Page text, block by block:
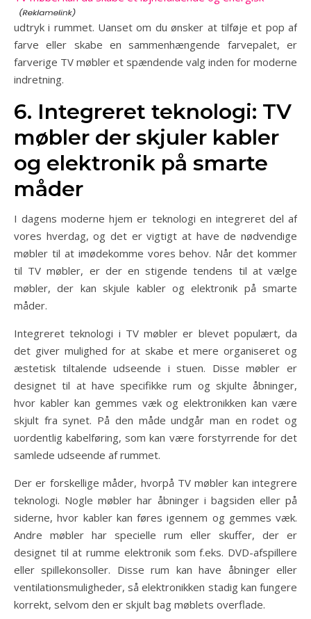
udtryk i rummet. Uanset om du ønsker at tilføje et pop af
farve eller skabe en sammenhængende farvepalet, er
farverige TV møbler et spændende valg inden for moderne
indretning.
6. Integreret teknologi: TV
møbler der skjuler kabler
og elektronik på smarte
måder
I dagens moderne hjem er teknologi en integreret del af
vores hverdag, og det er vigtigt at have de nødvendige
møbler til at imødekomme vores behov. Når det kommer
til TV møbler, er der en stigende tendens til at vælge
møbler, der kan skjule kabler og elektronik på smarte
måder.
Integreret teknologi i TV møbler er blevet populært, da
det giver mulighed for at skabe et mere organiseret og
æstetisk tiltalende udseende i stuen. Disse møbler er
designet til at have specifikke rum og skjulte åbninger,
hvor kabler kan gemmes væk og elektronikken kan være
skjult fra synet. På den måde undgår man en rodet og
uordentlig kabelføring, som kan være forstyrrende for det
samlede udseende af rummet.
Der er forskellige måder, hvorpå TV møbler kan integrere
teknologi. Nogle møbler har åbninger i bagsiden eller på
siderne, hvor kabler kan føres igennem og gemmes væk.
Andre møbler har specielle rum eller skuffer, der er
designet til at rumme elektronik som f.eks. DVD-afspillere
eller spillekonsoller. Disse rum kan have åbninger eller
ventilationsmuligheder, så elektronikken stadig kan fungere
korrekt, selvom den er skjult bag møblets overflade.